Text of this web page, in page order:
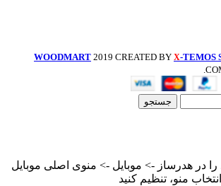
WOODMART 2019 CREATED BY X-TEMOS
جستجو
در هدرساز -> موبایل -> منوی اصلی موبایل
منو، تنظیم کنید